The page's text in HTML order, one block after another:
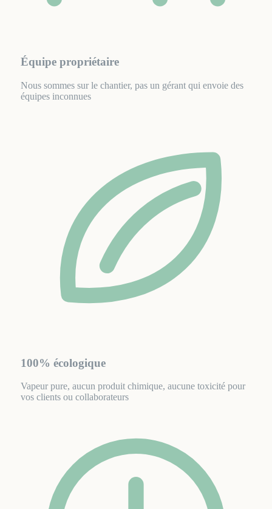
Équipe propriétaire
Nous sommes sur le chantier, pas un gérant qui envoie des
équipes inconnues
100% écologique
Vapeur pure, aucun produit chimique, aucune toxicité pour
vos clients ou collaborateurs